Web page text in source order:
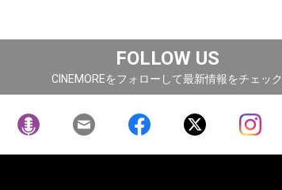
FOLLOW US
CINEMOREをフォローして最新情報をチェック